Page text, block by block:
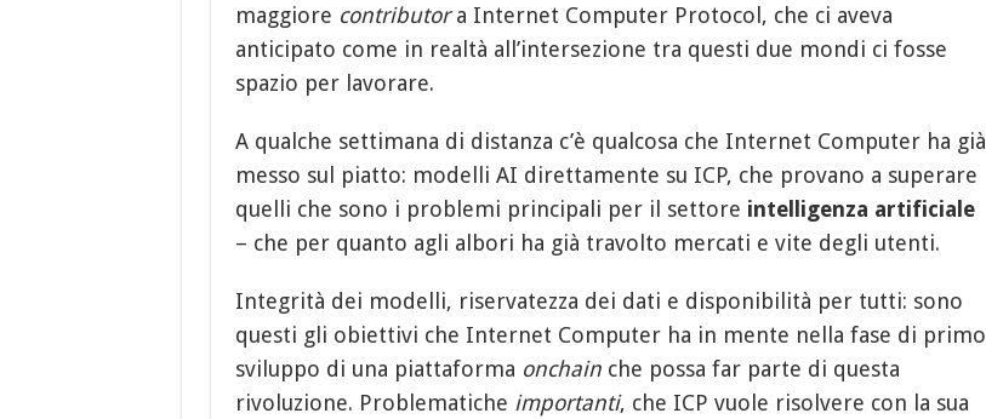
maggiore contributora Internet Computer Protocol, che ci aveva
anticipato come in realtà all’intersezione tra questi due mondi ci fosse
spazio per lavorare.
A qualche settimana di distanza c’è qualcosa che Internet Computer ha già
messo sul piatto: modelli AI direttamente su ICP, che provano a superare
quelli che sono i problemi principali per il settore intelligenza artificiale
– che per quanto agli albori ha già travolto mercati e vite degli utenti.
Integrità dei modelli, riservatezza dei dati e disponibilità per tutti: sono
questi gli obiettivi che Internet Computer ha in mente nella fase di primo
sviluppo di una piattaforma onchainche possa far parte di questa
rivoluzione. Problematiche importanti, che ICP vuole risolvere con la sua